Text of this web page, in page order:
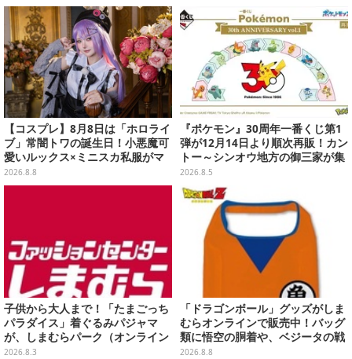
【コスプレ】8月8日は「ホロライ
ブ」常闇トワの誕生日！小悪魔可
愛いルックス×ミニスカ私服がマ
ジ天使すぎな美女レイヤーまとめ
【写真45枚】
2026.8.8
『ポケモン』30周年一番くじ第1
弾が12月14日より順次再販！カン
トー～シンオウ地方の御三家が集
まった時計、ぬいぐるみなど記念
グッズ盛りだくさん
2026.8.5
子供から大人まで！「たまごっち
パラダイス」着ぐるみパジャマ
が、しまむらパーク（オンライン
ストア）にて受注生産
2026.8.3
「ドラゴンボール」グッズがしま
むらオンラインで販売中！バッグ
類に悟空の胴着や、ベジータの戦
闘服を大胆デザイン
2026.8.8